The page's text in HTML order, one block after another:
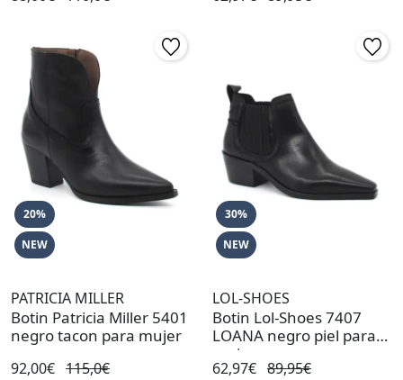
20%
NEW
PATRICIA MILLER
Botin Patricia Miller 5401
negro tacon para mujer
92,00€ 115,0€
30%
NEW
LOL-SHOES
Botin Lol-Shoes 7407
LOANA negro piel para
mujer
62,97€ 89,95€